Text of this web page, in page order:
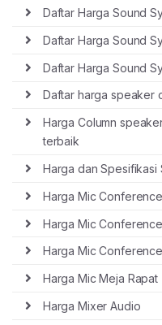
Daftar Harga Sound
Daftar Harga Sound
Daftar Harga Sound
Daftar harga speaker
Harga Column
terbaik
Harga dan Spesifikasi
Harga Mic Conference
Harga Mic
Harga Mic
Harga Mic Meja Rapat
Harga Mixer Audio